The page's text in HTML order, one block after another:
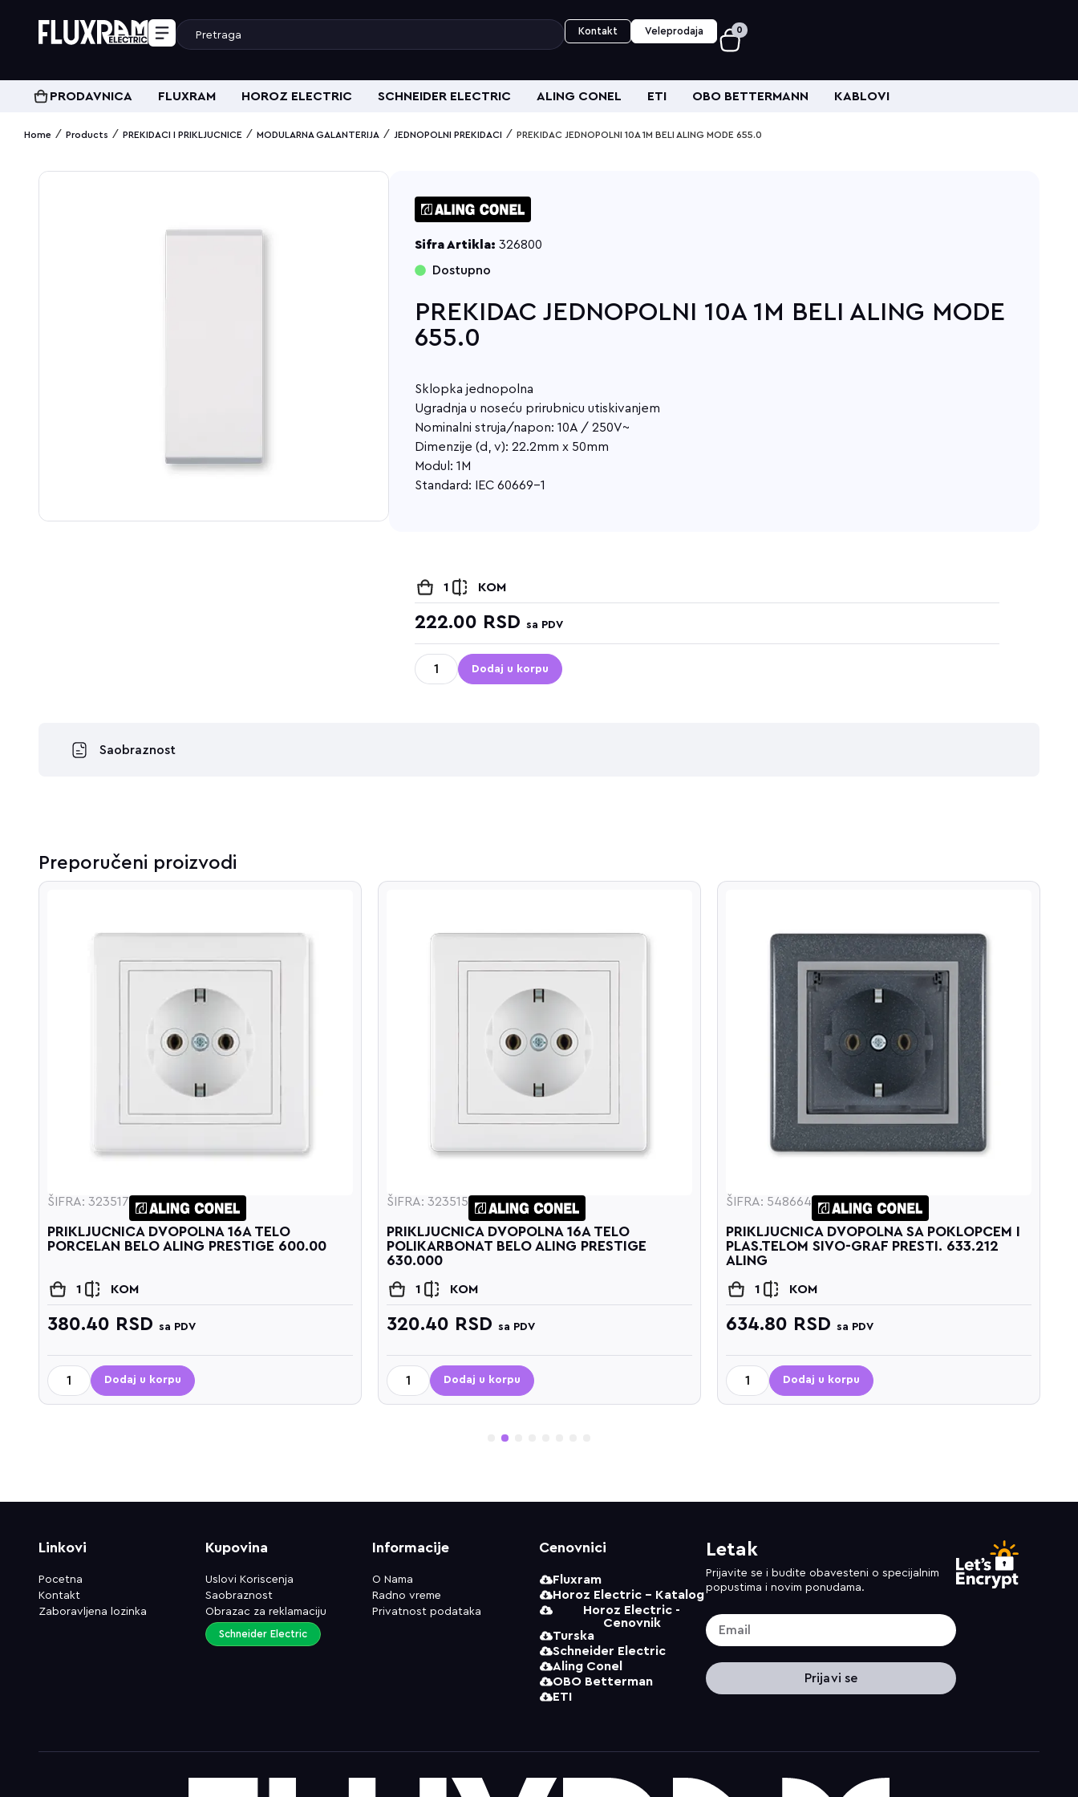
Kontakt Veleprodaja 0
PRODAVNICA FLUXRAM HOROZ ELECTRIC SCHNEIDER ELECTRIC ALING CONEL ETI OBO BETTERMANN KABLOVI
Home / Products / PREKIDACI I PRIKLJUCNICE / MODULARNA GALANTERIJA / JEDNOPOLNI PREKIDACI / PREKIDAC JEDNOPOLNI 10A 1M BELI ALING MODE 655.0
Sifra Artikla: 326800
Dostupno
PREKIDAC JEDNOPOLNI 10A 1M BELI ALING MODE
655.0
Sklopka jednopolna
Ugradnja u noseću prirubnicu utiskivanjem
Nominalni struja/napon: 10A / 250V~
Dimenzije (d, v): 22.2mm x 50mm
Modul: 1M
Standard: IEC 60669-1
1 KOM
222.00 RSD sa PDV
Dodaj u korpu
Saobraznost
Preporučeni proizvodi
ŠIFRA: 323517
PRIKLJUCNICA DVOPOLNA 16A TELO
PORCELAN BELO ALING PRESTIGE 600.00
1 KOM
380.40 RSD sa PDV
Dodaj u korpu
ŠIFRA: 323515
PRIKLJUCNICA DVOPOLNA 16A TELO
POLIKARBONAT BELO ALING PRESTIGE
630.000
1 KOM
320.40 RSD sa PDV
Dodaj u korpu
ŠIFRA: 548664
PRIKLJUCNICA DVOPOLNA SA POKLOPCEM I
PLAS.TELOM SIVO-GRAF PRESTI. 633.212
ALING
1 KOM
634.80 RSD sa PDV
Dodaj u korpu
5
Linkovi
Pocetna
Kontakt
Zaboravljena lozinka
Kupovina
Uslovi Koriscenja
Saobraznost
Obrazac za reklamaciju
Schneider Electric
Informacije
O Nama
Radno vreme
Privatnost podataka
Cenovnici
Fluxram
Horoz Electric - Katalog
Horoz Electric -
Cenovnik
Turska
Schneider Electric
Aling Conel
OBO Betterman
ETI
Letak
Prijavite se i budite obavesteni o specijalnim
popustima i novim ponudama.
Prijavi se